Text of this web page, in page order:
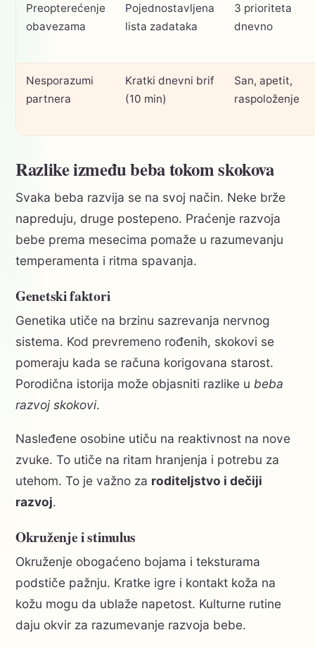
Preopterećenje
obavezama
Pojednostavljena
lista zadataka
3 prioriteta
dnevno
Nesporazumi
partnera
Kratki dnevni brif
(10 min)
San, apetit,
raspoloženje
Razlike između beba tokom skokova
Svaka beba razvija se na svoj način. Neke brže
napreduju, druge postepeno. Praćenje razvoja
bebe prema mesecima pomaže u razumevanju
temperamenta i ritma spavanja.
Genetski faktori
Genetika utiče na brzinu sazrevanja nervnog
sistema. Kod prevremeno rođenih, skokovi se
pomeraju kada se računa korigovana starost.
Porodična istorija može objasniti razlike u beba
razvoj skokovi.
Nasleđene osobine utiču na reaktivnost na nove
zvuke. To utiče na ritam hranjenja i potrebu za
utehom. To je važno za roditeljstvo i dečiji
razvoj.
Okruženje i stimulus
Okruženje obogaćeno bojama i teksturama
podstiče pažnju. Kratke igre i kontakt koža na
kožu mogu da ublaže napetost. Kulturne rutine
daju okvir za razumevanje razvoja bebe.